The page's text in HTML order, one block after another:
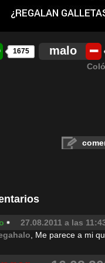
1675 malo
27.08.2011 a las
, Me parece a mi